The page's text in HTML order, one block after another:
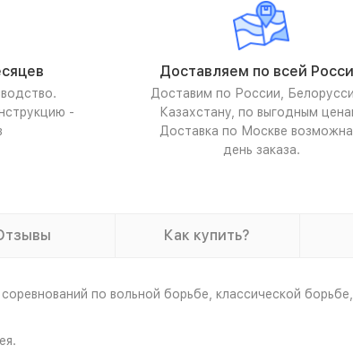
-
Доставляем по всей
Доставим по России,
Казахстану, по выгодным
Доставка по Москве возможна
день заказа.
Как купить?
по вольной борьбе, классической